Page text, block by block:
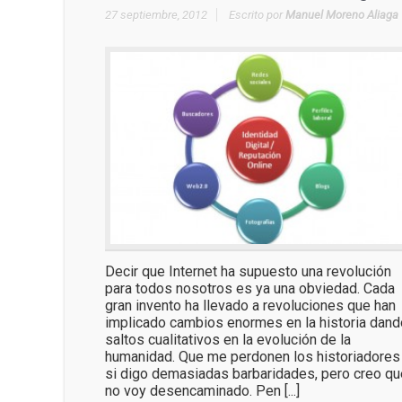
27 septiembre, 2012 Escrito porManuel Moreno Aliaga
Decir que Internet ha supuesto una revolución
para todos nosotros es ya una obviedad. Cada
gran invento ha llevado a revoluciones que han
implicado cambios enormes en la historia
saltos cualitativos en la evolución de la
humanidad. Que me perdonen los historiadores
si digo demasiadas barbaridades, pero creo
no voy desencaminado. Pen [...]